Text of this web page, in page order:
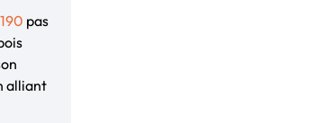
pas
alliant